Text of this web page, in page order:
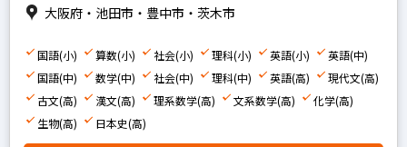
大阪府・池田市・豊中市・茨木市
国語(小) 算数(小) 社会(小) 理科(小) 英語(小)
英語(中)
国語(中)
数学(中) 社会(中) 理科(中) 英語(高)
現代文(高)
古文(高)
漢文(高) 理系数学(高) 文系数学(高)
化学(高)
生物(高)
日本史(高)